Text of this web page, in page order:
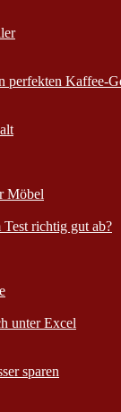
perfekten Kaffee-
Möbel
richtig gut ab?
unter Excel
sparen